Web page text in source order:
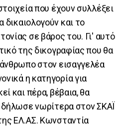
που έχουν συλλέξει
δικαιολογούν και το
σε βάρος του. Γι' αυτό
της δικογραφίας που θα
στον εισαγγελέα
η κατηγορία για
και πέρα, βέβαια, θα
νωρίτερα στον ΣΚΑΪ
ΕΛ.ΑΣ. Κωνσταντία